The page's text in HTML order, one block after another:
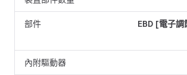
部件
EBD [電子
內附驅動器